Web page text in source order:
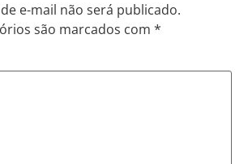
e-mail não será publicado.
são marcados com *